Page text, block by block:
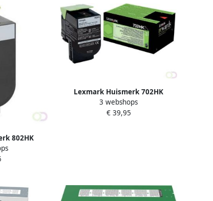
802HK
Hoge
Lexmark Huismerk 702HK
(70C2HK0) Toner Zwart Hoge
Capaciteit
3 webshops
€ 39,95